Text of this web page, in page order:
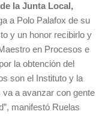
la Junta Local,
a Polo Palafox de su
y un honor recibirlo y
en Procesos e
la obtención del
son el Instituto y la
a avanzar con gente
manifestó Ruelas